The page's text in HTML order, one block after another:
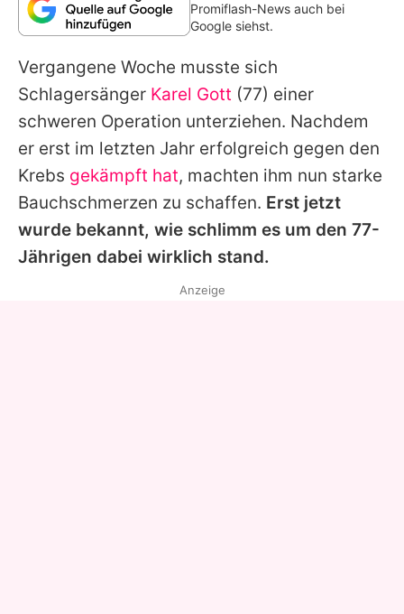
Team
Redaktionelle Richtlinien
Impressum
Nutzungsbedingungen
Utiq verwalten
Promiflash-News auch bei
Google siehst.
Vergangene Woche musste sich
Schlagersänger Karel Gott (77) einer
schweren Operation unterziehen. Nachdem
er erst im letzten Jahr erfolgreich gegen den
Krebs gekämpft hat, machten ihm nun starke
Bauchschmerzen zu schaffen. Erst jetzt
wurde bekannt, wie schlimm es um den 77-
Jährigen dabei wirklich stand.
Anzeige